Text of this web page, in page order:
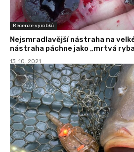
Recenze výrobků
Nejsmradlavější nástraha na
nástraha páchne jako „mrtvá
13. 10. 2021